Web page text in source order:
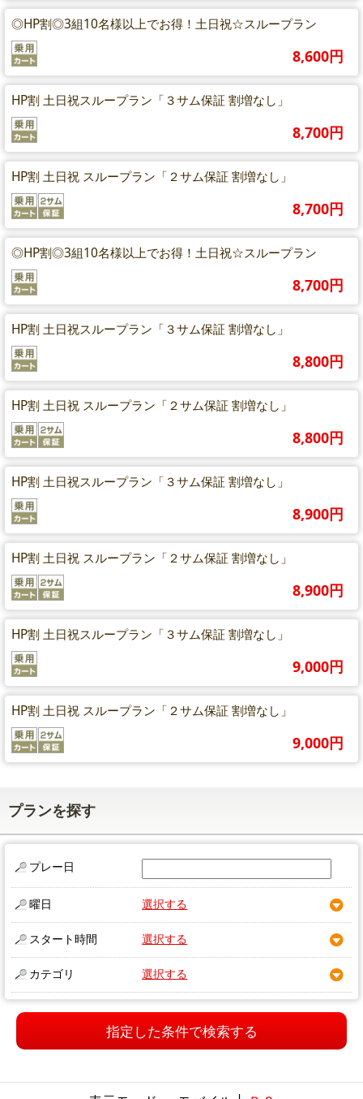
◎HP割◎3組10名様以上でお得！土日祝☆スループラン
8,600円
HP割 土日祝スループラン「３サム保証 割増なし」
8,700円
HP割 土日祝 スループラン「２サム保証 割増なし」
8,700円
◎HP割◎3組10名様以上でお得！土日祝☆スループラン
8,700円
HP割 土日祝スループラン「３サム保証 割増なし」
8,800円
HP割 土日祝 スループラン「２サム保証 割増なし」
8,800円
HP割 土日祝スループラン「３サム保証 割増なし」
8,900円
HP割 土日祝 スループラン「２サム保証 割増なし」
8,900円
HP割 土日祝スループラン「３サム保証 割増なし」
9,000円
HP割 土日祝 スループラン「２サム保証 割増なし」
9,000円
プランを探す
プレー日
曜日 選択する
スタート時間 選択する
カテゴリ 選択する
指定した条件で検索する